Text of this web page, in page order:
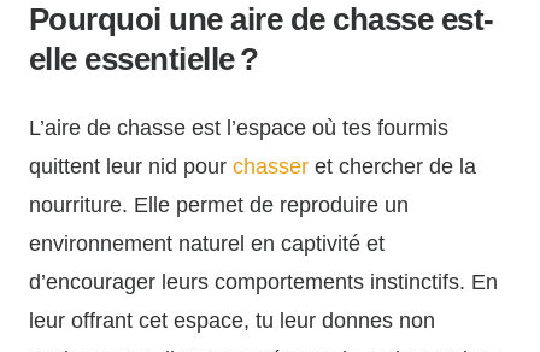
Pourquoi une aire de chasse est-
elle essentielle ?
L’aire de chasse est l’espace où tes fourmis
quittent leur nid pour chasser et chercher de la
nourriture. Elle permet de reproduire un
environnement naturel en captivité et
d’encourager leurs comportements instinctifs. En
leur offrant cet espace, tu leur donnes non